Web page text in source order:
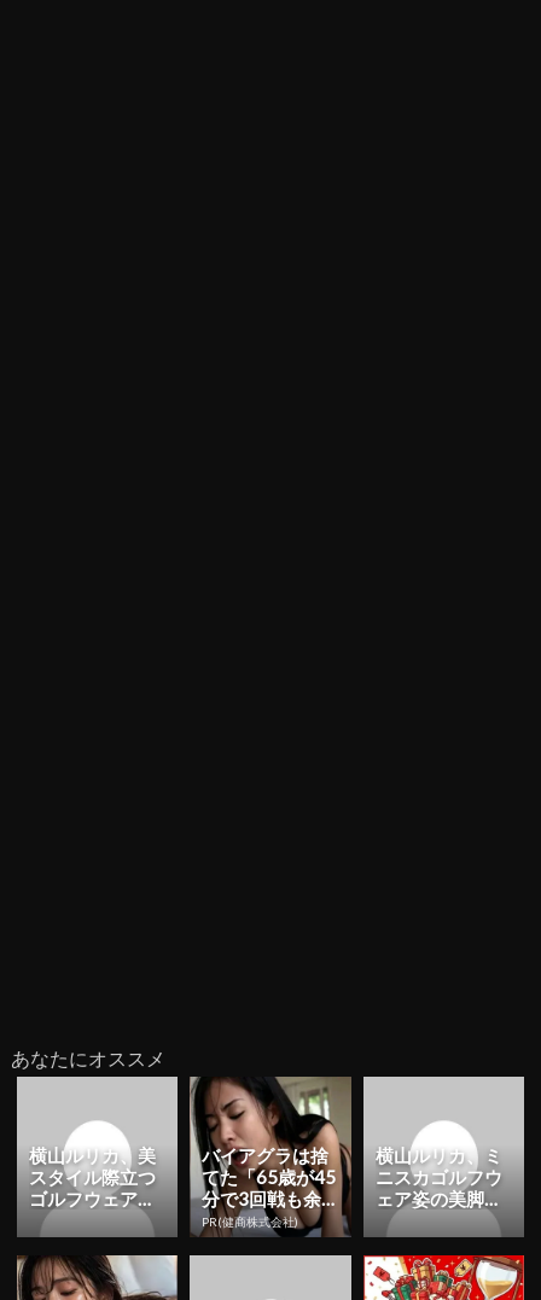
あなたにオススメ
横山ルリカ、美
スタイル際立つ
ゴルフウェア姿
公開！「可愛
い」「ナイスシ
ョット」 |...
バイアグラは捨
てた「65歳が45
分で3回戦も余
裕」980円で朝
まで絶好調！
PR(健商株式会社)
横山ルリカ、ミ
ニスカゴルフウ
ェア姿の美脚シ
ョット公開！
「スタイル良す
ぎ」「美脚美...